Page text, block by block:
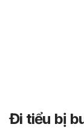
Đi tiểu bị